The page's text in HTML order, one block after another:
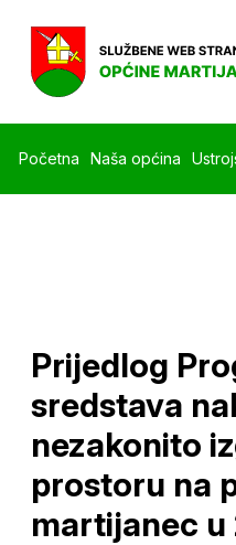
Početna Naša općina
Prijedlog
sredstava
nezakonito
prostoru na
martijanec u